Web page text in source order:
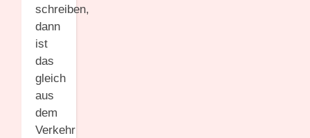
schreiben,
dann
ist
das
gleich
aus
dem
Verkehr